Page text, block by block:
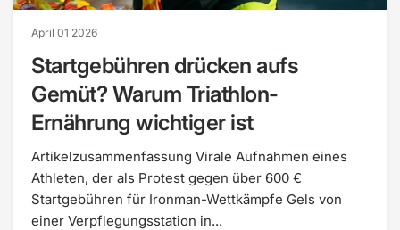
April 01 2026
Startgebühren drücken aufs
Gemüt? Warum Triathlon-
Ernährung wichtiger ist
Artikelzusammenfassung Virale Aufnahmen eines
Athleten, der als Protest gegen über 600 €
Startgebühren für Ironman-Wettkämpfe Gels von
einer Verpflegungsstation in...